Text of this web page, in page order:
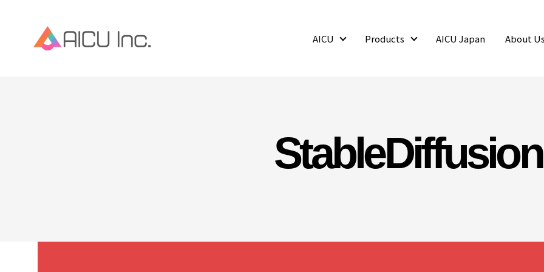
AICU Products AICU Japan About Us
StableDiffusion